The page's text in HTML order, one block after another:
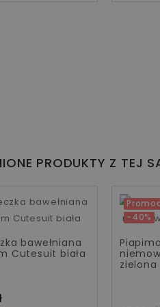
PRODUKTY Z TEJ
bawełniana
Cutesuit biała
-40%
zielona